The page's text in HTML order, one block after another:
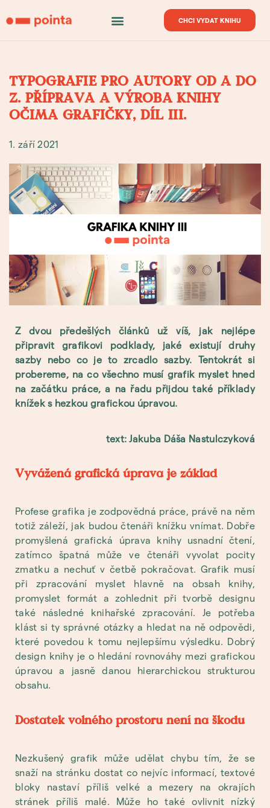
CHCI VYDAT KNIHU
TYPOGRAFIE PRO AUTORY OD A DO
Z. PŘÍPRAVA A VÝROBA KNIHY
OČIMA GRAFIČKY, DÍL III.
1. září 2021
Z dvou předešlých článků už víš, jak nejlépe
připravit grafikovi podklady, jaké existují druhy
sazby nebo co je to zrcadlo sazby. Tentokrát si
probereme, na co všechno musí grafik myslet hned
na začátku práce, a na řadu přijdou také příklady
knížek s hezkou grafickou úpravou.
text: Jakuba Dáša Nastulczyková
Vyvážená grafická úprava je základ
Profese grafika je zodpovědná práce, právě na něm
totiž záleží, jak budou čtenáři knížku vnímat. Dobře
promyšlená grafická úprava knihy usnadní čtení,
zatímco špatná může ve čtenáři vyvolat pocity
zmatku a nechuť v četbě pokračovat. Grafik musí
při zpracování myslet hlavně na obsah knihy,
promyslet formát a zohlednit při tvorbě designu
také následné knihařské zpracování. Je potřeba
klást si ty správné otázky a hledat na ně odpovědi,
které povedou k tomu nejlepšímu výsledku. Dobrý
design knihy je o hledání rovnováhy mezi grafickou
úpravou a jasně danou hierarchickou strukturou
obsahu.
Dostatek volného prostoru není na škodu
Nezkušený grafik může udělat chybu tím, že se
snaží na stránku dostat co nejvíc informací, textové
bloky nastaví příliš velké a mezery na okrajích
stránek příliš malé. Může ho také ovlivnit nízký